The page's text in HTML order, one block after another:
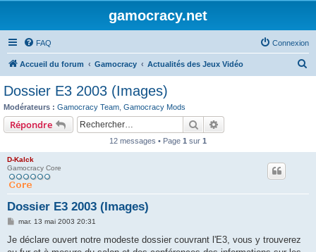
gamocracy.net
FAQ Connexion
Accueil du forum Gamocracy Actualités des Jeux Vidéo
Dossier E3 2003 (Images)
Modérateurs : Gamocracy Team Gamocracy Mods
Répondre Rechercher
12 messages • Page 1 sur 1
D-Kalck
Gamocracy Core
Dossier E3 2003 (Images)
M
s
mar. 13 mai 2003 20:31
Je déclare ouvert notre modeste dossier couvrant l'E3, vous y trouverez